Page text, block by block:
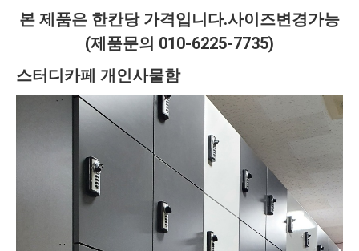
본 제품은 한칸당 가격입니다.사이즈변경가능
(제품문의 010-6225-7735)
스터디카페 개인사물함